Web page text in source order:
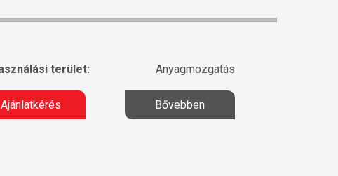
terület: Anyagmozgatás
Ajánlatkérés Bővebben